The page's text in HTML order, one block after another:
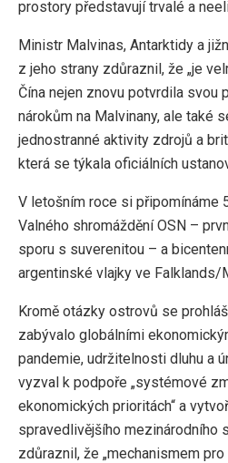
prostory představují trvalé a
Ministr Malvinas, Antarktidy a
z jeho strany zdůraznil, že „je
Čína nejen znovu potvrdila svou
nárokům na Malvinany, ale také
jednostranné aktivity zdrojů a
která se týkala oficiálních
V letošním roce si připomínáme
Valného shromáždění OSN –
sporu s suverenitou – a
argentinské vlajky ve Falklands/
Kromě otázky ostrovů se
zabývalo globálními
pandemie, udržitelnosti dluhu a
vyzval k podpoře „systémové
ekonomických prioritách“ a
spravedlivějšího mezinárodního
zdůraznil, že „mechanismem